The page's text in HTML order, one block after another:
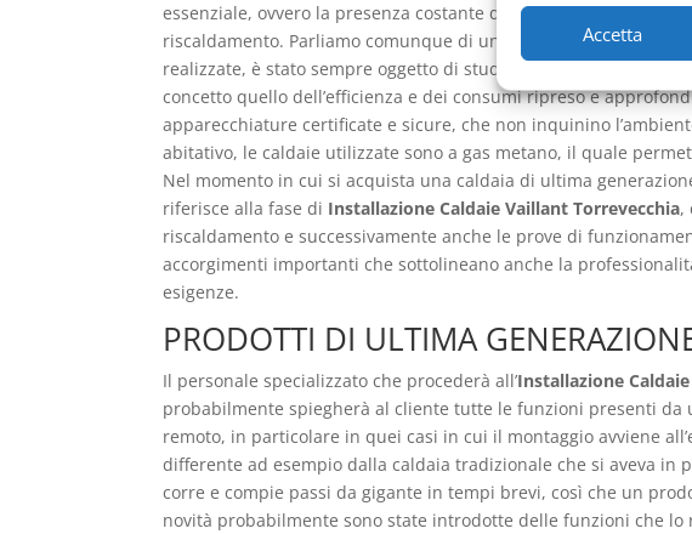
Accetta
essenziale, ovvero la presenza costante dell’acqua calda in
riscaldamento. Parliamo comunque di un generatore di
realizzate, è stato sempre oggetto di studi per migliorarne
concetto quello dell’efficienza e dei consumi ripreso e
apparecchiature certificate e sicure, che non inquinino
abitativo, le caldaie utilizzate sono a gas metano, il quale
Nel momento in cui si acquista una caldaia di ultima
riferisce alla fase di Installazione Caldaie Vaillant Torrevecchia,
riscaldamento e successivamente anche le prove di
accorgimenti importanti che sottolineano anche la
esigenze.
PRODOTTI DI ULTIMA
Il personale specializzato che procederà all’Installazione
probabilmente spiegherà al cliente tutte le funzioni presenti
remoto, in particolare in quei casi in cui il montaggio avviene
differente ad esempio dalla caldaia tradizionale che si aveva in
corre e compie passi da gigante in tempi brevi, così che un
novità probabilmente sono state introdotte delle funzioni che